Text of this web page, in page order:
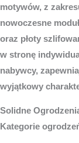
motywów, z
nowoczesne
oraz płoty
w stronę
nabywcy,
wyjątkowy
Solidne
Kategorie